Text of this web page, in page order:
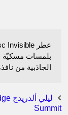
بلمسات مسكيّة
الجاذبية من
Summit